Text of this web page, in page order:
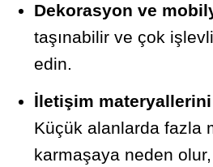
Dekorasyon ve
taşınabilir ve çok
edin.
İletişim
Küçük alanlarda fazla
karmaşaya neden